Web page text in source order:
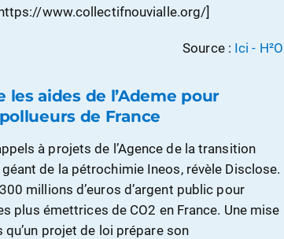
www.collectifnouvialle.org/]
Source : Ici - H²O
aides de l’Ademe pour
de France
à projets de l’Agence de la transition
de la pétrochimie Ineos, révèle Disclose.
millions d’euros d’argent public pour
plus émettrices de CO2 en France. Une mise
qu’un projet de loi prépare son